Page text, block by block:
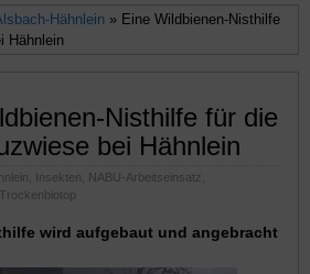
Hähnlein » Eine Wildbienen-Nisthilfe
Hähnlein
Nisthilfe für die
bei Hähnlein
Insekten NABU-Arbeitseinsatz
Trockenbiotop
wird aufgebaut und angebracht